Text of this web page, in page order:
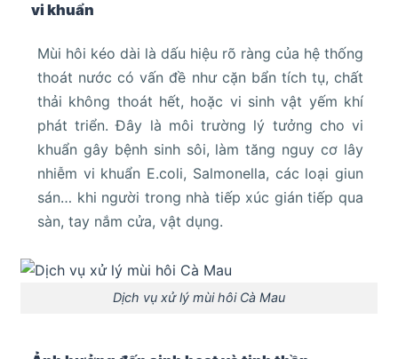
vi khuẩn
Mùi hôi kéo dài là dấu hiệu rõ ràng của hệ thống
thoát nước có vấn đề như cặn bẩn tích tụ, chất
thải không thoát hết, hoặc vi sinh vật yếm khí
phát triển. Đây là môi trường lý tưởng cho vi
khuẩn gây bệnh sinh sôi, làm tăng nguy cơ lây
nhiễm vi khuẩn E.coli, Salmonella, các loại giun
sán… khi người trong nhà tiếp xúc gián tiếp qua
sàn, tay nắm cửa, vật dụng.
Dịch vụ xử lý mùi hôi Cà Mau